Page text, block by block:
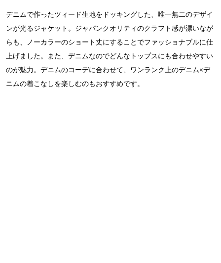
デニムで作ったツィード生地をドッキングした、唯一無二のデザイ
ンが光るジャケット。ジャパンクオリティのクラフト感が漂いなが
らも、ノーカラーのショート丈にすることでファッショナブルに仕
上げました。また、デニムなのでどんなトップスにも合わせやすい
のが魅力。デニムのコーデに合わせて、ワンランク上のデニム×デ
ニムの着こなしを楽しむのもおすすめです。